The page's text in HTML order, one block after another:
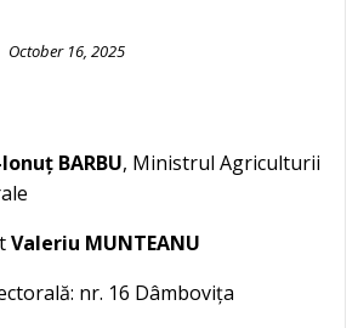
October 16, 2025
BARBU, Ministrul Agriculturii
Valeriu MUNTEANU
nr. 16 Dâmbovița